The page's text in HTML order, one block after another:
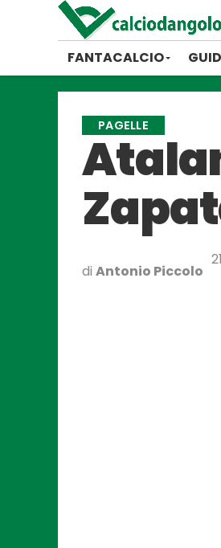
FANTACALCIO
PAGELLE
di Antonio Piccolo